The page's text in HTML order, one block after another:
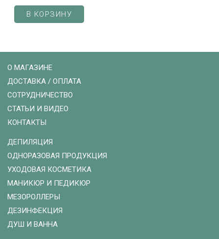
В КОРЗИНУ
О МАГАЗИНЕ
ДОСТАВКА / ОПЛАТА
СОТРУДНИЧЕСТВО
СТАТЬИ И ВИДЕО
КОНТАКТЫ
ДЕПИЛЯЦИЯ
ОДНОРАЗОВАЯ ПРОДУКЦИЯ
УХОДОВАЯ КОСМЕТИКА
МАНИКЮР И ПЕДИКЮР
МЕЗОРОЛЛЕРЫ
ДЕЗИНФЕКЦИЯ
ДУШ И ВАННА